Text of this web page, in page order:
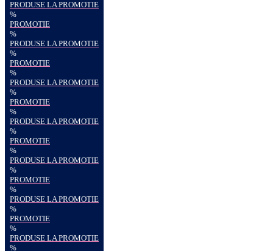
PRODUSE LA PROMOTIE
%
PROMOTIE
%
PRODUSE LA PROMOTIE
%
PROMOTIE
%
PRODUSE LA PROMOTIE
%
PROMOTIE
%
PRODUSE LA PROMOTIE
%
PROMOTIE
%
PRODUSE LA PROMOTIE
%
PROMOTIE
%
PRODUSE LA PROMOTIE
%
PROMOTIE
%
PRODUSE LA PROMOTIE
%